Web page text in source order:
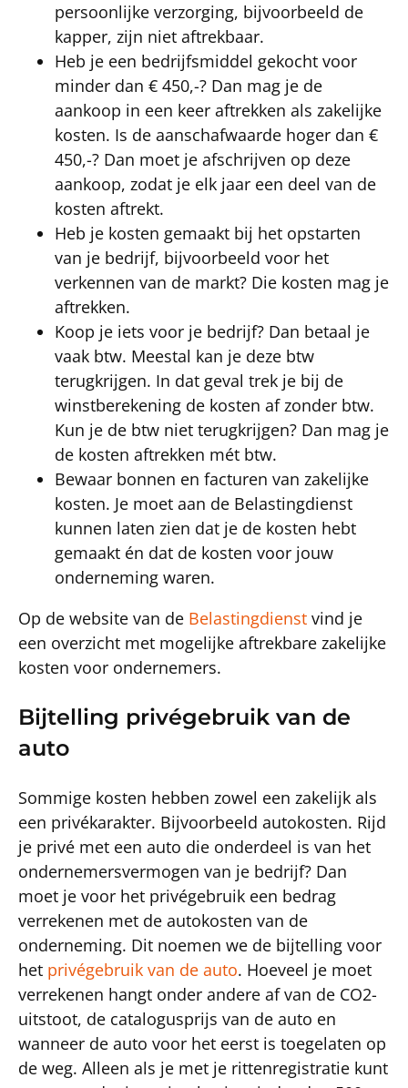
persoonlijke verzorging, bijvoorbeeld de
kapper, zijn niet aftrekbaar.
Heb je een bedrijfsmiddel gekocht voor
minder dan € 450,-? Dan mag je de
aankoop in een keer aftrekken als zakelijke
kosten. Is de aanschafwaarde hoger dan €
450,-? Dan moet je afschrijven op deze
aankoop, zodat je elk jaar een deel van de
kosten aftrekt.
Heb je kosten gemaakt bij het opstarten
van je bedrijf, bijvoorbeeld voor het
verkennen van de markt? Die kosten mag je
aftrekken.
Koop je iets voor je bedrijf? Dan betaal je
vaak btw. Meestal kan je deze btw
terugkrijgen. In dat geval trek je bij de
winstberekening de kosten af zonder btw.
Kun je de btw niet terugkrijgen? Dan mag je
de kosten aftrekken mét btw.
Bewaar bonnen en facturen van zakelijke
kosten. Je moet aan de Belastingdienst
kunnen laten zien dat je de kosten hebt
gemaakt én dat de kosten voor jouw
onderneming waren.
Op de website van de Belastingdienst vind je
een overzicht met mogelijke aftrekbare zakelijke
kosten voor ondernemers.
Bijtelling privégebruik van de
auto
Sommige kosten hebben zowel een zakelijk als
een privékarakter. Bijvoorbeeld autokosten. Rijd
je privé met een auto die onderdeel is van het
ondernemersvermogen van je bedrijf? Dan
moet je voor het privégebruik een bedrag
verrekenen met de autokosten van de
onderneming. Dit noemen we de bijtelling voor
het privégebruik van de auto. Hoeveel je moet
verrekenen hangt onder andere af van de CO2-
uitstoot, de catalogusprijs van de auto en
wanneer de auto voor het eerst is toegelaten op
de weg. Alleen als je met je rittenregistratie kunt